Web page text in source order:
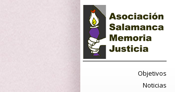
Objetivos
Noticias